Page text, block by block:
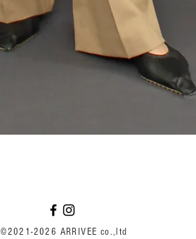
©2021-2026 ARRIVEE co.,ltd